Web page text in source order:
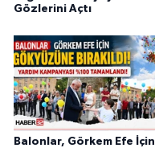
Gözlerini Açtı
Balonlar, Görkem Efe İçin